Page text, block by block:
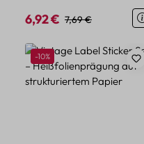
Verkaufspreis:
6,92 € Regulärer Preis:
7,69 €
Rabatt
-10%